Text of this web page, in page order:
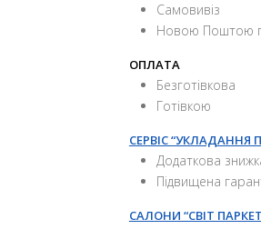
Самовивіз
Новою Поштою
ОПЛАТА
Безготівкова
Готівкою
СЕРВІС “УКЛАДАННЯ
Додаткова
Підвищена
САЛОНИ “СВІТ